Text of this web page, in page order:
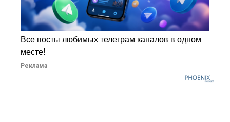
Все посты любимых телеграм каналов в одном
месте!
Реклама